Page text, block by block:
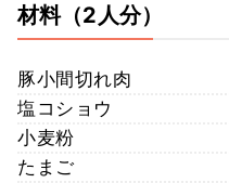
材料（2人分）
豚小間切れ肉
塩コショウ
小麦粉
たまご